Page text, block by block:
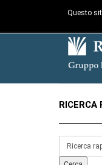
RICERCA
Questo